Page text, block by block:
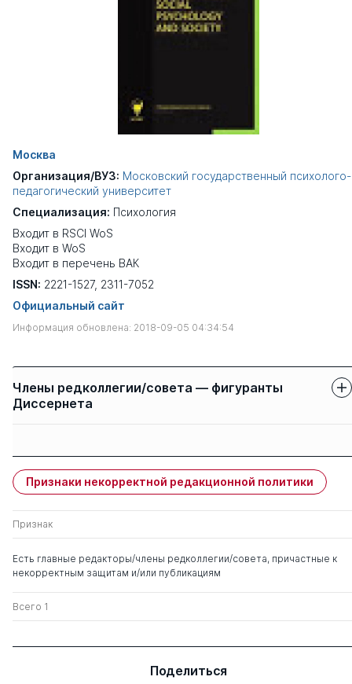
Москва
Организация/ВУЗ: Московский государственный психолого-
педагогический университет
Специализация: Психология
Входит в RSCI WoS
Входит в WoS
Входит в перечень ВАК
ISSN: 2221-1527, 2311-7052
Официальный сайт
Информация обновлена: 2018-09-05 04:34:54
Члены редколлегии/совета — фигуранты
Диссернета
Забродин Юрий
Михайлович
0 1
Ивановна
Признаки некорректной редакционной политики
Признак
Есть главные редакторы/члены редколлегии/совета, причастные к
некорректным защитам и/или публикациям
Всего 1
Поделиться